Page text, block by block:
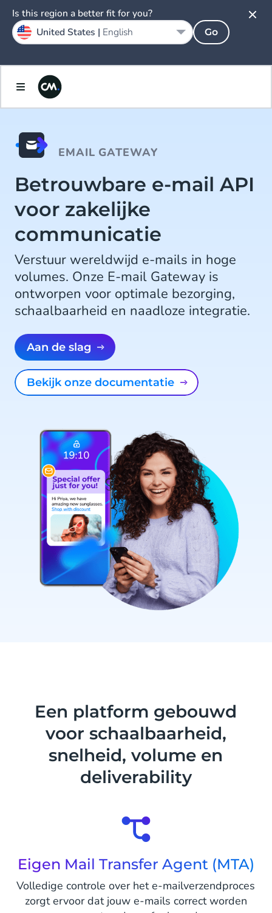
EMAIL GATEWAY
Betrouwbare e-mail API
voor zakelijke
communicatie
Verstuur wereldwijd e-mails in hoge
volumes. Onze E-mail Gateway is
ontworpen voor optimale bezorging,
schaalbaarheid en naadloze integratie.
Aan de slag
Bekijk onze documentatie
Een platform gebouwd
voor schaalbaarheid,
snelheid, volume en
deliverability
Eigen Mail Transfer Agent (MTA)
Volledige controle over het e-mailverzendproces
zorgt ervoor dat jouw e-mails correct worden
Is this region a better fit for you?
United States | English Go